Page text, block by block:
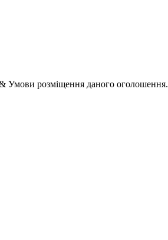
Умови розміщення даного оголошення.